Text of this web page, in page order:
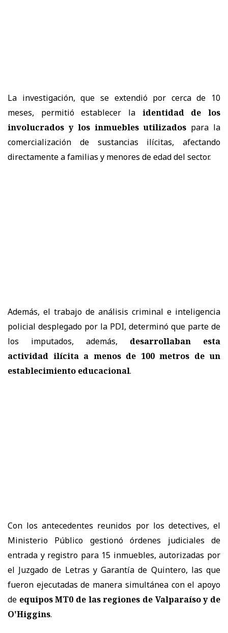
La investigación, que se extendió por cerca de 10
meses, permitió establecer la
identidad de los
involucrados y los inmuebles utilizados para la
comercialización de sustancias ilícitas, afectando
directamente a familias y menores de edad del sector.
Además, el trabajo de análisis criminal e inteligencia
policial desplegado por la PDI, determinó que parte de
los imputados, además,
desarrollaban esta
actividad ilícita a menos de 100 metros de un
establecimiento educacional.
Con los antecedentes reunidos por los detectives, el
Ministerio Público gestionó órdenes judiciales de
entrada y registro para 15 inmuebles, autorizadas por
el Juzgado de Letras y Garantía de Quintero, las que
fueron ejecutadas de manera simultánea con el apoyo
de equipos MT0 de las regiones de Valparaíso y de
O'Higgins.